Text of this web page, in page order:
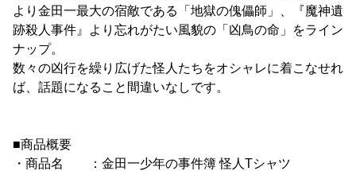
より金田一最大の宿敵である「地獄の傀儡師」、『魔神遺
跡殺人事件』より忘れがたい風貌の「凶鳥の命」をライン
ナップ。
数々の凶行を繰り広げた怪人たちをオシャレに着こなせれ
ば、話題になること間違いなしです。
■商品概要
・商品名 ：金田一少年の事件簿 怪人Tシャツ